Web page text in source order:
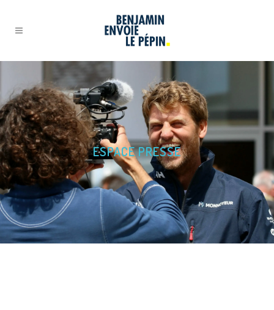
ESPACE PRESSE